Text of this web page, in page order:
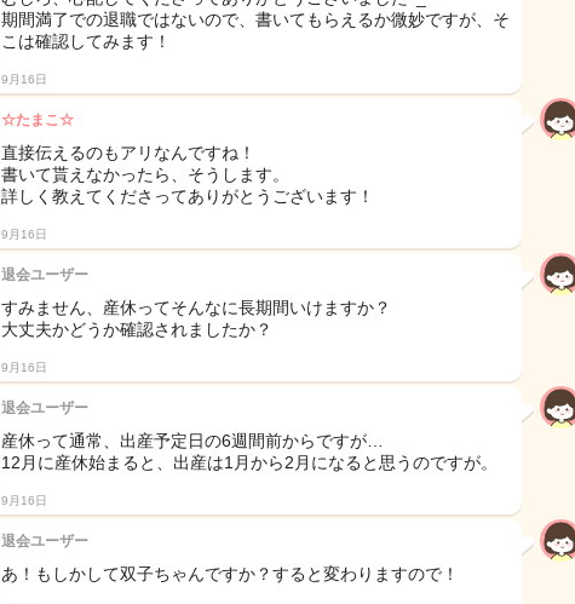
期間満了での退職ではないので、書いてもらえるか微妙ですが、そ
こは確認してみます！
9月16日
☆たまこ☆
直接伝えるのもアリなんですね！
書いて貰えなかったら、そうします。
詳しく教えてくださってありがとうございます！
9月16日
退会ユーザー
すみません、産休ってそんなに長期間いけますか？
大丈夫かどうか確認されましたか？
9月16日
退会ユーザー
産休って通常、出産予定日の6週間前からですが…
12月に産休始まると、出産は1月から2月になると思うのですが。
9月16日
退会ユーザー
あ！もしかして双子ちゃんですか？すると変わりますので！